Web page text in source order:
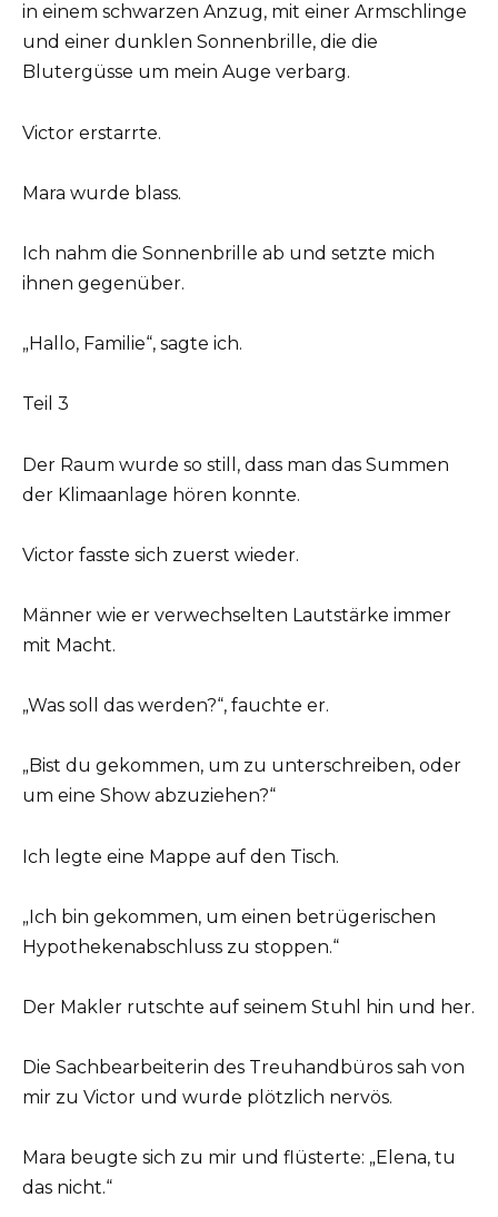
in einem schwarzen Anzug, mit einer Armschlinge
und einer dunklen Sonnenbrille, die die
Blutergüsse um mein Auge verbarg.
Victor erstarrte.
Mara wurde blass.
Ich nahm die Sonnenbrille ab und setzte mich
ihnen gegenüber.
„Hallo, Familie“, sagte ich.
Teil 3
Der Raum wurde so still, dass man das Summen
der Klimaanlage hören konnte.
Victor fasste sich zuerst wieder.
Männer wie er verwechselten Lautstärke immer
mit Macht.
„Was soll das werden?“, fauchte er.
„Bist du gekommen, um zu unterschreiben, oder
um eine Show abzuziehen?“
Ich legte eine Mappe auf den Tisch.
„Ich bin gekommen, um einen betrügerischen
Hypothekenabschluss zu stoppen.“
Der Makler rutschte auf seinem Stuhl hin und her.
Die Sachbearbeiterin des Treuhandbüros sah von
mir zu Victor und wurde plötzlich nervös.
Mara beugte sich zu mir und flüsterte: „Elena, tu
das nicht.“